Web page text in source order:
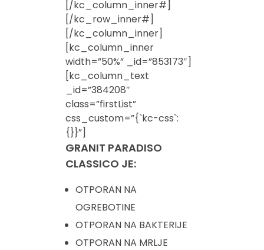
[/kc_column_inner#]
[/kc_row_inner#]
[/kc_column_inner]
[kc_column_inner
width=”50%” _id=”853173″]
[kc_column_text
_id=”384208″
class=”firstList”
css_custom=”{`kc-css`:
{}}”]
GRANIT PARADISO
CLASSICO JE:
OTPORAN NA
OGREBOTINE
OTPORAN NA BAKTERIJE
OTPORAN NA MRLJE